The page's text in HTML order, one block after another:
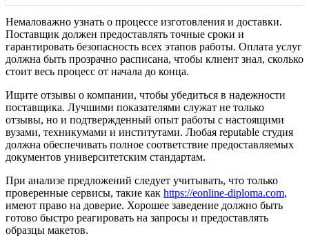
Немаловажно узнать о процессе изготовления и доставки.
Поставщик должен предоставлять точные сроки и
гарантировать безопасность всех этапов работы. Оплата услуг
должна быть прозрачно расписана, чтобы клиент знал, сколько
стоит весь процесс от начала до конца.
Ищите отзывы о компании, чтобы убедиться в надежности
поставщика. Лучшими показателями служат не только
отзывы, но и подтвержденный опыт работы с настоящими
вузами, техникумами и институтами. Любая reputable студия
должна обеспечивать полное соответствие предоставляемых
документов университетским стандартам.
При анализе предложений следует учитывать, что только
проверенные сервисы, такие как https://eonline-diploma.com,
имеют право на доверие. Хорошее заведение должно быть
готово быстро реагировать на запросы и предоставлять
образцы макетов.